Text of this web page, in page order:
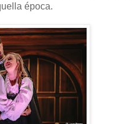
época.